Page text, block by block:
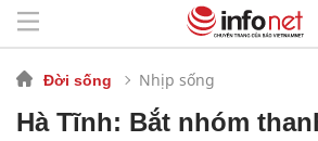
Đời sống Nhịp sống
Hà Tĩnh: Bắt nhóm